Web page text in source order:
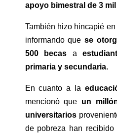
apoyo bimestral de 3
También hizo hincapié
informando que se
500 becas a
primaria y secundaria.
En cuanto a la
mencionó que un
universitarios
de pobreza han recibido